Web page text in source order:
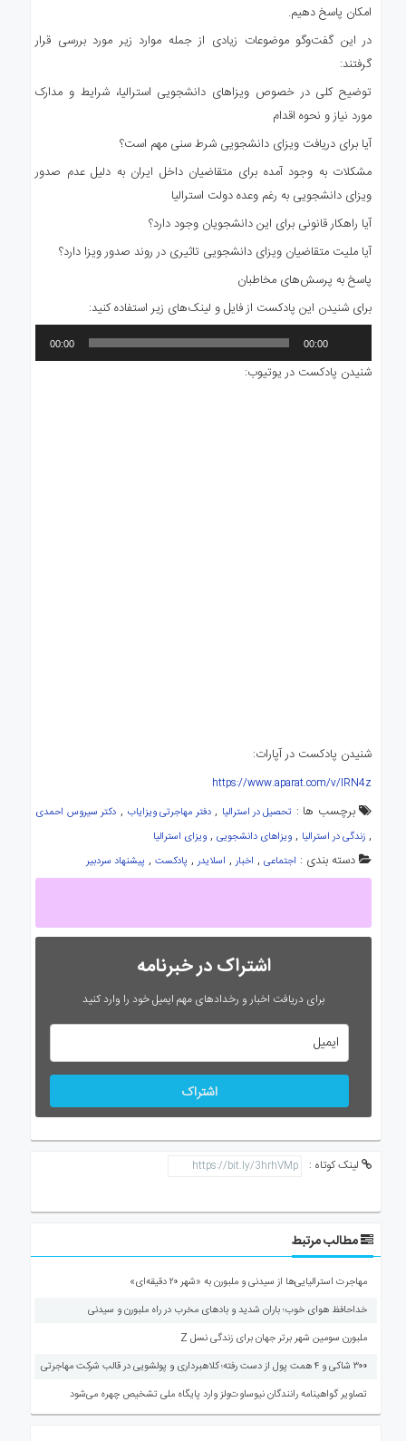
امکان پاسخ دهیم.
در این گفت‌وگو موضوعات زیادی از جمله موارد زیر مورد بررسی قرار
گرفتند:
توضیح کلی در خصوص ویزاهای دانشجویی استرالیا، شرایط و مدارک
مورد نیاز و نحوه اقدام
آیا برای دریافت ویزای دانشجویی شرط سنی مهم است؟
مشکلات به وجود آمده برای متقاضیان داخل ایران به دلیل عدم صدور
ویزای دانشجویی به رغم وعده دولت استرالیا
آیا راهکار قانونی برای این دانشجویان وجود دارد؟
آیا ملیت متقاضیان ویزای دانشجویی تاثیری در روند صدور ویزا دارد؟
پاسخ به پرسش‌های مخاطبان
برای شنیدن این پادکست از فایل و لینک‌های زیر استفاده کنید:
پخش‌کننده
صوت
00:00
00:00
شنیدن پادکست در یوتیوب:
شنیدن پادکست در آپارات:
https://www.aparat.com/v/IRN4z
برچسب ها : تحصیل در استرالیا ,دفتر مهاجرتی ویزایاب , دکتر سیروس احمدی
, زندگی در استرالیا , ویزاهای دانشجویی, ویزای استرالیا
دسته بندی : اجتماعی, اخبار, اسلایدر, پادکست, پیشنهاد سردبیر
اشتراک در خبرنامه
برای دریافت اخبار و رخدادهای مهم ایمیل خود را وارد کنید
اشتراک
لینک کوتاه :
مطالب مرتبط
مهاجرت استرالیایی‌ها از سیدنی و ملبورن به «شهر ۲۰ دقیقه‌ای»
خداحافظ هوای خوب؛ باران شدید و بادهای مخرب در راه ملبورن و سیدنی
ملبورن سومین شهر برتر جهان برای زندگی نسل Z
۳۰۰ شاکی و ۴ همت پول از دست رفته؛ کلاهبرداری و پولشویی در قالب شرکت مهاجرتی
تصاویر گواهینامه رانندگان نیوساوت‌ولز وارد پایگاه ملی تشخیص چهره می‌شود